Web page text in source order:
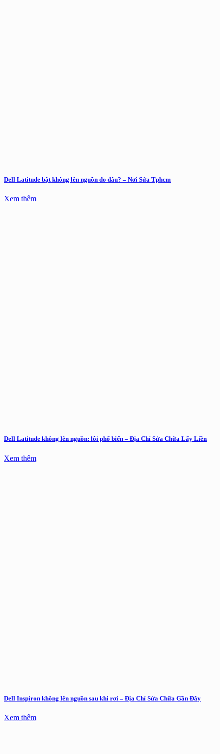
Dell Latitude bật không lên nguồn do đâu? – Nơi Sửa Tphcm
Xem thêm
Dell Latitude không lên nguồn: lỗi phổ biến – Địa Chỉ Sửa Chữa Lấy Liền
Xem thêm
Dell Inspiron không lên nguồn sau khi rơi – Địa Chỉ Sửa Chữa Gần Đây
Xem thêm